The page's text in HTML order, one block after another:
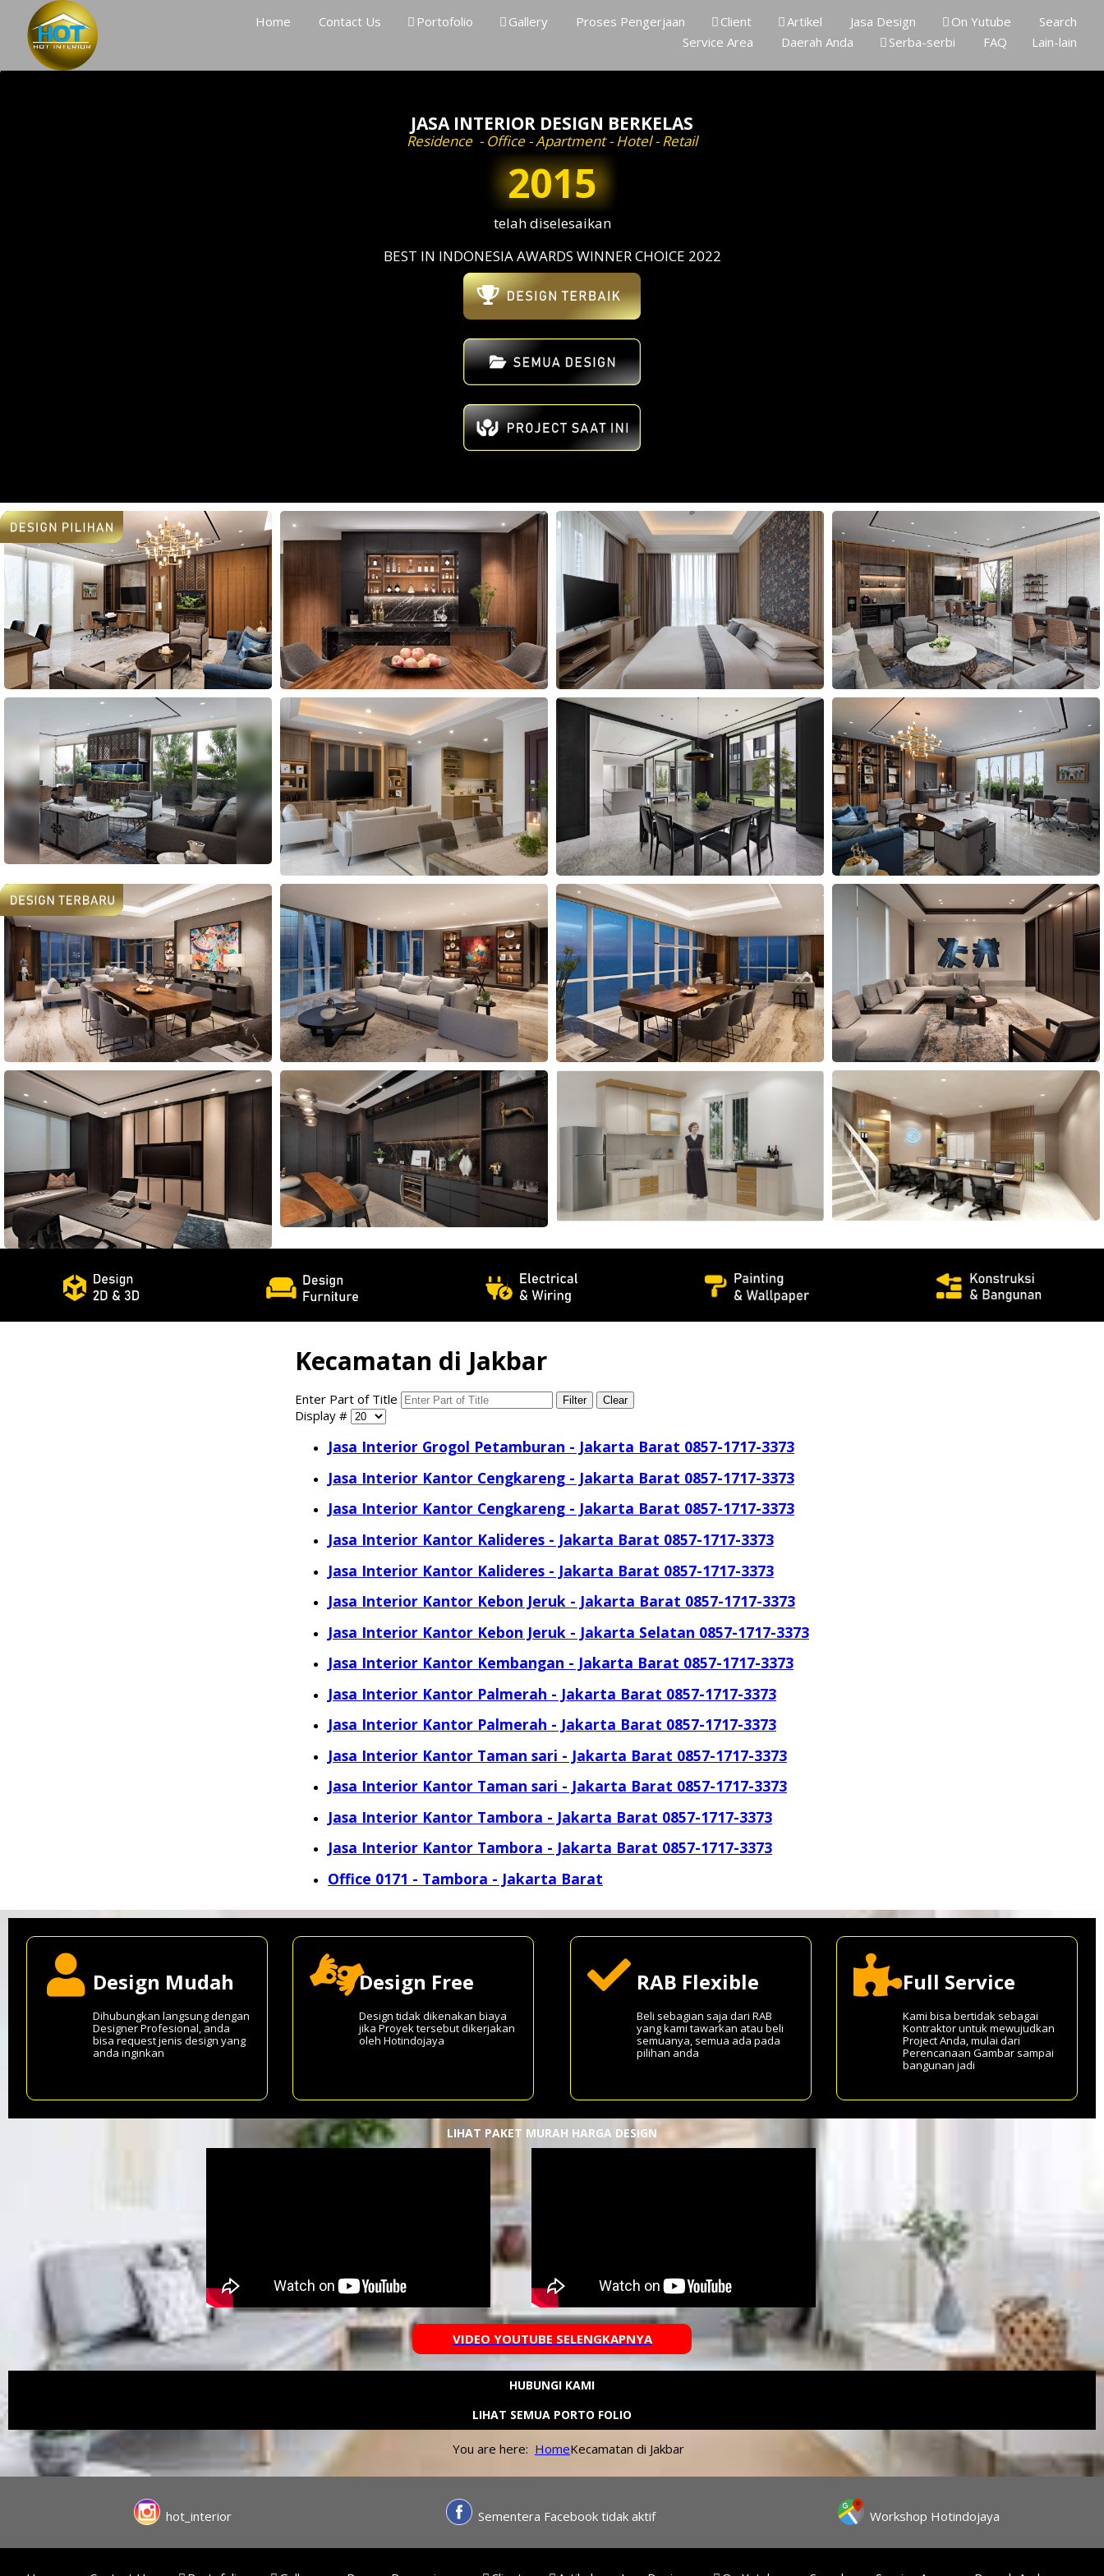
Home Contact Us Portofolio Gallery Proses Pengerjaan Client Artikel Jasa Design On Yutube
Search
Service Area
Daerah Anda Serba-serbi FAQ Lain-lain
JASA INTERIOR DESIGN BERKELAS
Residence - Office - Apartment - Hotel - Retail
2015
telah diselesaikan
BEST IN INDONESIA AWARDS WINNER CHOICE 2022
Kecamatan di Jakbar
Enter Part of Title Filter Clear
Display #
Jasa Interior Grogol Petamburan - Jakarta Barat 0857-1717-3373
Jasa Interior Kantor Cengkareng - Jakarta Barat 0857-1717-3373
Jasa Interior Kantor Cengkareng - Jakarta Barat 0857-1717-3373
Jasa Interior Kantor Kalideres - Jakarta Barat 0857-1717-3373
Jasa Interior Kantor Kalideres - Jakarta Barat 0857-1717-3373
Jasa Interior Kantor Kebon Jeruk - Jakarta Barat 0857-1717-3373
Jasa Interior Kantor Kebon Jeruk - Jakarta Selatan 0857-1717-3373
Jasa Interior Kantor Kembangan - Jakarta Barat 0857-1717-3373
Jasa Interior Kantor Palmerah - Jakarta Barat 0857-1717-3373
Jasa Interior Kantor Palmerah - Jakarta Barat 0857-1717-3373
Jasa Interior Kantor Taman sari - Jakarta Barat 0857-1717-3373
Jasa Interior Kantor Taman sari - Jakarta Barat 0857-1717-3373
Jasa Interior Kantor Tambora - Jakarta Barat 0857-1717-3373
Jasa Interior Kantor Tambora - Jakarta Barat 0857-1717-3373
Office 0171 - Tambora - Jakarta Barat
Design Mudah
Dihubungkan langsung dengan
Designer Profesional, anda
bisa request jenis design yang
anda inginkan
Design Free
Design tidak dikenakan biaya
jika Proyek tersebut dikerjakan
oleh Hotindojaya
RAB Flexible
Beli sebagian saja dari RAB
yang kami tawarkan atau beli
semuanya, semua ada pada
pilihan anda
Full Service
Kami bisa bertidak sebagai
Kontraktor untuk mewujudkan
Project Anda, mulai dari
Perencanaan Gambar sampai
bangunan jadi
LIHAT PAKET MURAH HARGA DESIGN
VIDEO YOUTUBE SELENGKAPNYA
HUBUNGI KAMI
LIHAT SEMUA PORTO FOLIO
You are here: HomeKecamatan di Jakbar
hot_interior Sementera Facebook tidak aktif Workshop Hotindojaya